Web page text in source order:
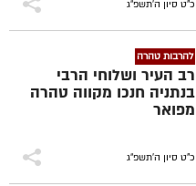
כ"ט סיון ה׳תשפ״ג
להרבות טהרה
רב העיר ושלוחי הרבי
בנתניה חנכו מקווה טהרה
מפואר
כ"ט סיון ה׳תשפ״ג